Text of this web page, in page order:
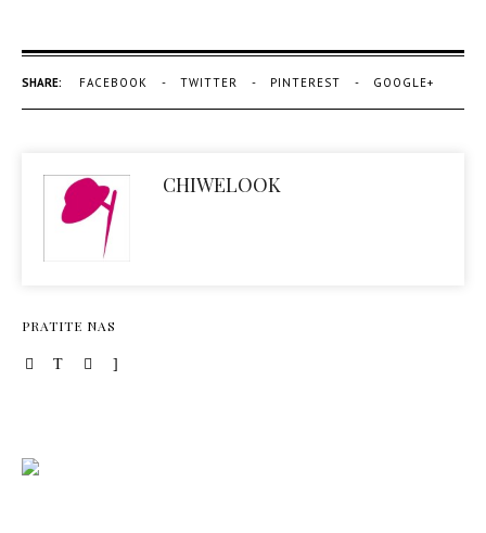
SHARE: FACEBOOK TWITTER PINTEREST GOOGLE+
CHIWELOOK
PRATITE NAS